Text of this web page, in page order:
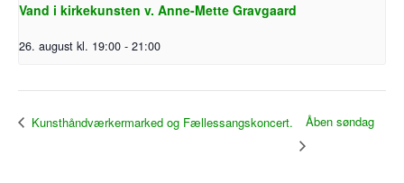
Vand i kirkekunsten v. Anne-Mette Gravgaard
26. august kl. 19:00 - 21:00
Kunsthåndværkermarked og Fællessangskoncert. Åben søndag